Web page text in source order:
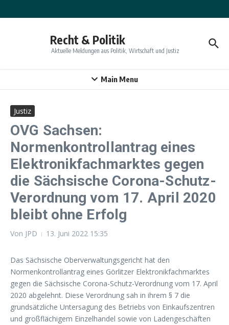
Recht & Politik
Aktuelle Meldungen aus Politik, Wirtschaft und Justiz
Main Menu
Justiz
OVG Sachsen:
Normenkontrollantrag eines
Elektronikfachmarktes gegen
die Sächsische Corona-Schutz-
Verordnung vom 17. April 2020
bleibt ohne Erfolg
Von JPD 13. Juni 2022 15:35
Das Sächsische Oberverwaltungsgericht hat den
Normenkontrollantrag eines Görlitzer Elektronikfachmarktes
gegen die Sächsische Corona-Schutz-Verordnung vom 17. April
2020 abgelehnt. Diese Verordnung sah in ihrem § 7 die
grundsätzliche Untersagung des Betriebs von Einkaufszentren
und großflächigem Einzelhandel sowie von Ladengeschäften